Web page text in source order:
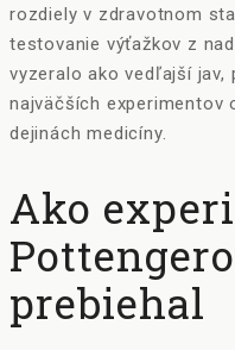
rozdiely v zdravotnom
testovanie výťažkov z
vyzeralo ako vedľajší jav,
najväčších experimentov
dejinách medicíny.
Ako
prebiehal